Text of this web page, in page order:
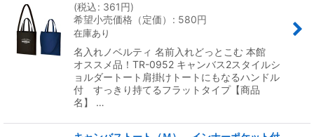
(税込: 361円)
希望小売価格（定価）
: 580円
在庫あり
名入れノベルティ 名前入れどっとこむ 本館
オススメ品！TR-0952 キャンバス2スタイルシ
ョルダートート肩掛けトートにもなるハンドル
付 すっきり持てるフラットタイプ【商品
名】 …